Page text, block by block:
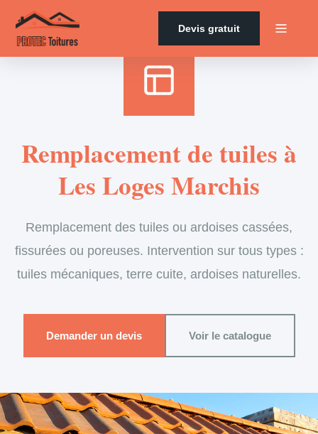
Devis gratuit
Remplacement de tuiles à
Les Loges Marchis
Remplacement des tuiles ou ardoises cassées,
fissurées ou poreuses. Intervention sur tous types :
tuiles mécaniques, terre cuite, ardoises naturelles.
Demander un devis Voir le catalogue